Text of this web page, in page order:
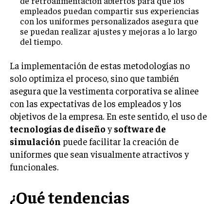
GESTIÓN DE OPERACIONES Y CADENA DE
SUMINISTRO
LOGÍSTICA EMPRESARIAL
TALENTOS
RECURSOS HUMANOS Y GESTIÓN DEL
TALENTO
COMPENSACIÓN Y BENEFICIOS
RECLUTAMIENTO Y SELECCIÓN
DESARROLLO DE PERSONAL
CULTURA Y CLIMA ORGANIZACIONAL
empleados puedan compartir sus experiencias
con los uniformes personalizados asegura que
se puedan realizar ajustes y mejoras a lo largo
del tiempo.
La implementación de estas metodologías no
solo optimiza el proceso, sino que también
asegura que la vestimenta corporativa se alinee
con las expectativas de los empleados y los
objetivos de la empresa. En este sentido, el uso de
tecnologías de diseño ysoftware de
simulación puede facilitar la creación de
uniformes que sean visualmente atractivos y
funcionales.
¿Qué tendencias